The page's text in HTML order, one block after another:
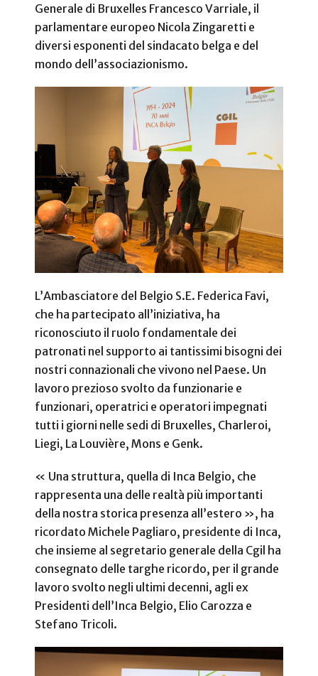
Generale di Bruxelles Francesco Varriale, il
parlamentare europeo Nicola Zingaretti e
diversi esponenti del sindacato belga e del
mondo dell’associazionismo.
L’Ambasciatore del Belgio S.E. Federica Favi,
che ha partecipato all’iniziativa, ha
riconosciuto il ruolo fondamentale dei
patronati nel supporto ai tantissimi bisogni dei
nostri connazionali che vivono nel Paese. Un
lavoro prezioso svolto da funzionarie e
funzionari, operatrici e operatori impegnati
tutti i giorni nelle sedi di Bruxelles, Charleroi,
Liegi, La Louvière, Mons e Genk.
« Una struttura, quella di Inca Belgio, che
rappresenta una delle realtà più importanti
della nostra storica presenza all’estero », ha
ricordato Michele Pagliaro, presidente di Inca,
che insieme al segretario generale della Cgil ha
consegnato delle targhe ricordo, per il grande
lavoro svolto negli ultimi decenni, agli ex
Presidenti dell’Inca Belgio, Elio Carozza e
Stefano Tricoli.